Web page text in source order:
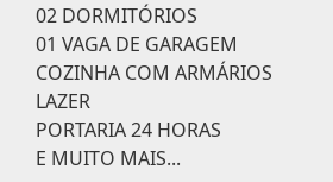
02 DORMITÓRIOS
01 VAGA DE GARAGEM
COZINHA COM ARMÁRIOS
LAZER
PORTARIA 24 HORAS
E MUITO MAIS...